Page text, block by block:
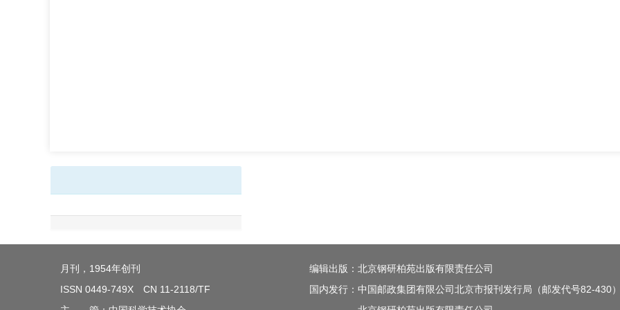
月刊，1954年创刊
ISSN 0449-749X CN 11-2118/TF
编辑出版：北京钢研柏苑出版有限责任公司
国内发行：中国邮政集团有限公司北京市报刊发行局（邮发代号82-430